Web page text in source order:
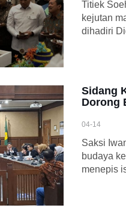
Titiek
kejutan
dihadiri
Sidang
Dorong
04-14
Saksi
budaya
menepis